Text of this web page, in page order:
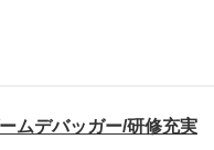
ムデバッガー/研修充実